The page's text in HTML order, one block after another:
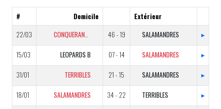
# Domicile
Extérieur
22/03
CONQUERANTS 46 - 19 SALAMANDRES ▸
15/03 LEOPARDS B 07 - 14 SALAMANDRES ▸
31/01 TERRIBLES 21 - 15 SALAMANDRES ▸
18/01 SALAMANDRES 34 - 22 TERRIBLES ▸